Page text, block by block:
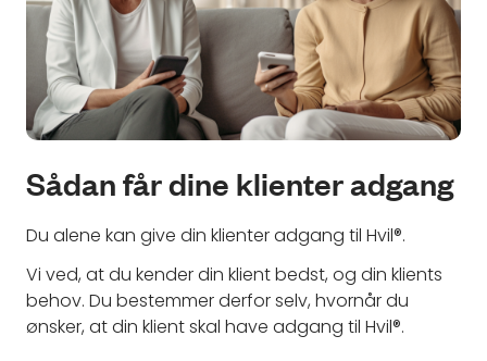
Sådan får dine klienter adgang
Du alene kan give din klienter adgang til Hvil®.
Vi ved, at du kender din klient bedst, og din klients
behov. Du bestemmer derfor selv, hvornår du
ønsker, at din klient skal have adgang til Hvil®.